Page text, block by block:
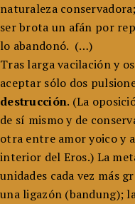
naturaleza
ser brota un afán por
lo abandonó. (…)
Tras larga vacilación y
aceptar sólo dos
destrucción. (La
de sí mismo y de
otra entre amor yoico y
interior del Eros.) La
unidades cada vez más
una ligazón (bandung);